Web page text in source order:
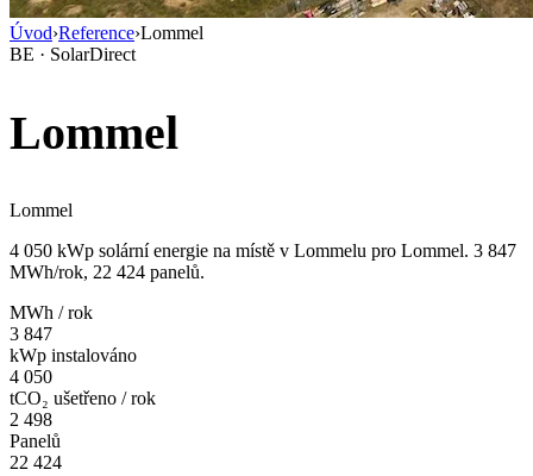
Úvod›Reference›Lommel
BE · SolarDirect
Lommel
Lommel
4 050 kWp solární energie na místě v Lommelu pro Lommel. 3 847
MWh/rok, 22 424 panelů.
MWh / rok
3 847
kWp instalováno
4 050
tCO₂ ušetřeno / rok
2 498
Panelů
22 424